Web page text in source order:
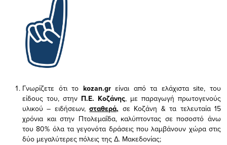
Γνωρίζετε ότι το kozan.gr είναι από τα ελάχισταsite, του
είδους του, στην Π.Ε. Κοζάνης, με παραγωγή πρωτογενούς
υλικού – ειδήσεων,σταθερά, σε Κοζάνη & τα τελευταία 15
χρόνια και στην Πτολεμαΐδα, καλύπτοντας σε ποσοστό άνω
του 80% όλα τα γεγονότα δράσεις που λαμβάνουν χώρα στις
δύο μεγαλύτερες πόλεις της Δ. Μακεδονίας;